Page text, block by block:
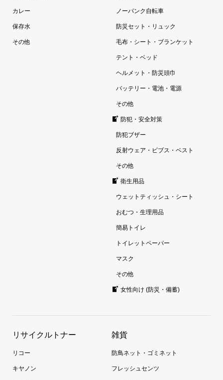
カレー
保存水
その他
ノーパンク自転車
防災セット・リュック
毛布・シート・ブランケット
テント・ベッド
ヘルメット・防災頭巾
バッテリー・電池・電源
その他
防犯・安全対策
防犯ブザー
反射ウェア・ビブス・ベスト
その他
衛生用品
ウェットティッシュ・シート
おむつ・生理用品
簡易トイレ
トイレットペーパー
マスク
その他
女性向け (防災・備蓄)
リサイクルトナー
リコー
キヤノン
雑貨
防鳥ネット・ゴミネット
フレッシュセンツ